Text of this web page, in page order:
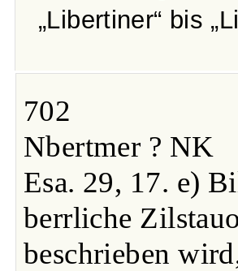
Libertiner
bis
702
Nbertmer ? NK
Esa. 29, 17. e)
berrliche
beschrieben